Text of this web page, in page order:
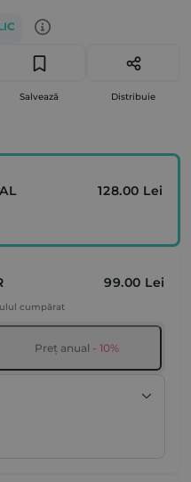
Salvează Distribuie
128.00 Lei
99.00 Lei
cumpărat
Preț anual - 10%